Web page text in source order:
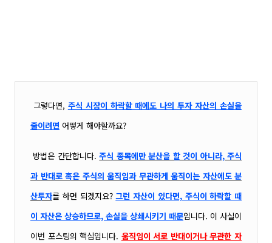
그렇다면, 주식 시장이 하락할 때에도 나의 투자 자산의 손실을
줄이려면 어떻게 해야할까요?
방법은 간단합니다.주식 종목에만 분산을 할 것이 아니라, 주식
과 반대로 혹은 주식의 움직임과 무관하게 움직이는 자산에도 분
산투자를 하면 되겠지요?그런 자산이 있다면, 주식이 하락할 때
이 자산은 상승하므로, 손실을 상쇄시키기 때문입니다. 이 사실이
이번 포스팅의 핵심입니다. 움직임이 서로 반대이거나 무관한 자